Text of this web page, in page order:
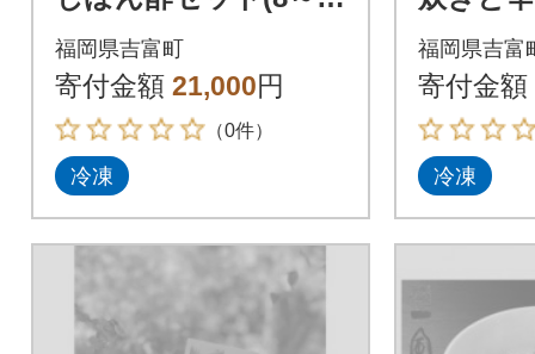
0人前)_吉富町
福岡県吉富町
寄付金額 21,000円
（0件）
冷凍
(6仕切)
福岡県吉富
寄付金額
冷凍